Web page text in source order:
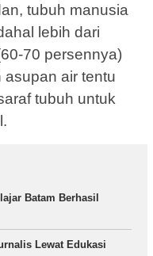
tubuh manusia
lebih dari
70 persennya)
asupan air tentu
tubuh untuk
Batam Berhasil
Lewat Edukasi